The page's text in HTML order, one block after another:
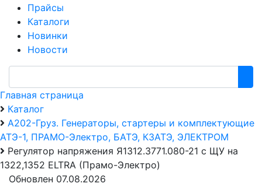
Прайсы
Каталоги
Новинки
Новости
Главная страница
Каталог
А202-Груз. Генераторы, стартеры и комплектующие
АТЭ-1, ПРАМО-Электро, БАТЭ, КЗАТЭ, ЭЛЕКТРОМ
Регулятор напряжения Я1312.3771.080-21 с ЩУ на
1322,1352 ELTRA (Прамо-Электро)
Обновлен 07.08.2026